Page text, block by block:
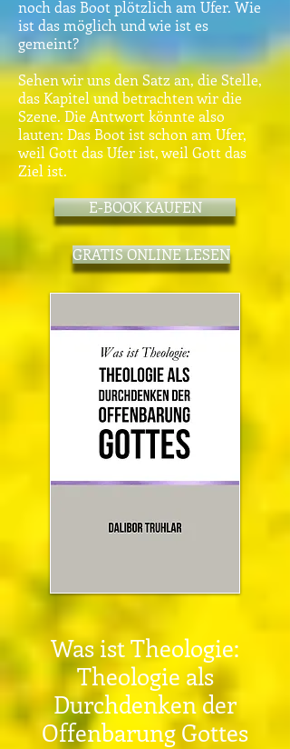
noch das Boot plötzlich am Ufer. Wie
ist das möglich und wie ist es
gemeint?
Sehen wir uns den Satz an, die Stelle,
das Kapitel und betrachten wir die
Szene. Die Antwort könnte also
lauten: Das Boot ist schon am Ufer,
weil Gott das Ufer ist, weil Gott das
Ziel ist.
E-BOOK KAUFEN
GRATIS ONLINE LESEN
Was ist Theologie:
Theologie als
Durchdenken der
Offenbarung Gottes